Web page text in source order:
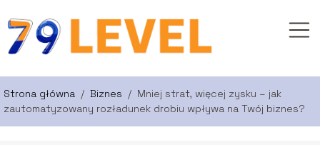
Strona główna / Biznes / Mniej strat, więcej zysku – jak
zautomatyzowany rozładunek drobiu wpływa na Twój biznes?